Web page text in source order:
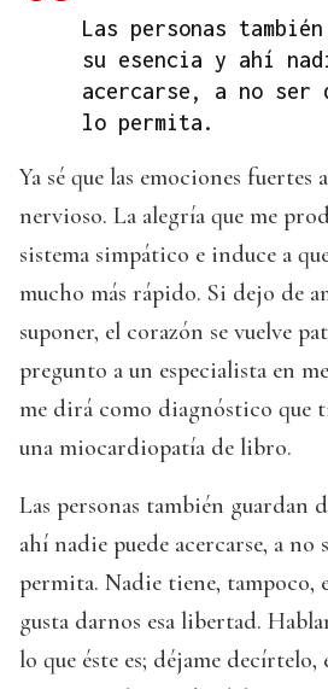
Las personas
su esencia y ahí
acercarse, a no
lo permita.
Ya sé que las emociones fuertes
nervioso. La alegría que me
sistema simpático e induce a
mucho más rápido. Si dejo de
suponer, el corazón se vuelve
pregunto a un especialista en
me dirá como diagnóstico que
una miocardiopatía de libro.
Las personas también guardan
ahí nadie puede acercarse, a
permita. Nadie tiene, tampoco,
gusta darnos esa libertad.
lo que éste es; déjame decírtelo,